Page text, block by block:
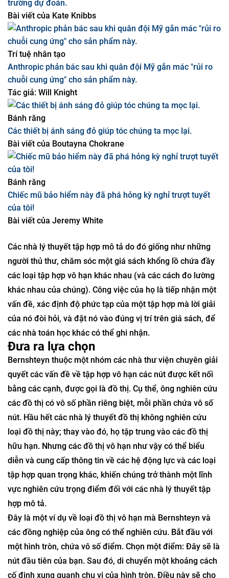
Trí tuệ nhân tạo
OpenAI sa thải một nhân viên vì giao dịch nội bộ trên thị
trường dự đoán.
Bài viết củaKate Knibbs
Trí tuệ nhân tạo
Anthropic phản bác sau khi quân đội Mỹ gắn mác "rủi ro
chuỗi cung ứng" cho sản phẩm này.
Tác giả: Will Knight
Bánh răng
Các thiết bị ánh sáng đỏ giúp tóc chúng ta mọc lại.
Bài viết củaBoutayna Chokrane
Chiếc mũ bảo hiểm này đã phá hỏng kỳ nghỉ trượt tuyết
của tôi!
Bài viết của Jeremy White
Các nhà lý thuyết tập hợp mô tả do đó giống như những
người thủ thư, chăm sóc một giá sách khổng lồ chứa đầy
các loại tập hợp vô hạn khác nhau (và các cách đo lường
khác nhau của chúng). Công việc của họ là tiếp nhận một
vấn đề, xác định độ phức tạp của một tập hợp mà lời giải
của nó đòi hỏi, và đặt nó vào đúng vị trí trên giá sách, để
các nhà toán học khác có thể ghi nhận.
Đưa ra lựa chọn
Bernshteyn thuộc một nhóm các nhà thư viện chuyên giải
quyết các vấn đề về tập hợp vô hạn các nút được kết nối
bằng các cạnh, được gọi là đồ thị. Cụ thể, ông nghiên cứu
các đồ thị có vô số phần riêng biệt, mỗi phần chứa vô số
nút. Hầu hết các nhà lý thuyết đồ thị không nghiên cứu
loại đồ thị này; thay vào đó, họ tập trung vào các đồ thị
hữu hạn. Nhưng các đồ thị vô hạn như vậy có thể biểu
diễn và cung cấp thông tin về các hệ động lực và các loại
tập hợp quan trọng khác, khiến chúng trở thành một lĩnh
vực nghiên cứu trọng điểm đối với các nhà lý thuyết tập
hợp mô tả.
Đây là một ví dụ về loại đồ thị vô hạn mà Bernshteyn và